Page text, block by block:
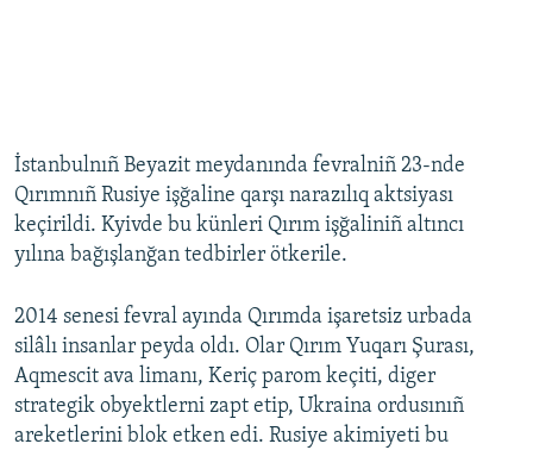
İstanbulnıñ Beyazit meydanında fevralniñ 23-nde
Qırımnıñ Rusiye işğaline qarşı narazılıq aktsiyası
keçirildi. Kyivde bu künleri Qırım işğaliniñ altıncı
yılına bağışlanğan tedbirler ötkerile.
2014 senesi fevral ayında Qırımda işaretsiz urbada
silâlı insanlar peyda oldı. Olar Qırım Yuqarı Şurası,
Aqmescit ava limanı, Keriç parom keçiti, diger
strategik obyektlerni zapt etip, Ukraina ordusınıñ
areketlerini blok etken edi. Rusiye akimiyeti bu